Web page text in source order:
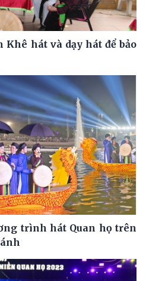
Khê hát và dạy hát để bảo
trình hát Quan họ trên